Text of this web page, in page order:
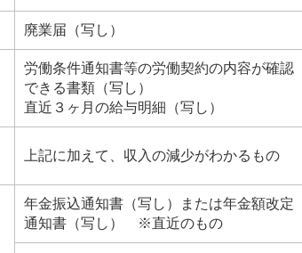
廃業届（写し）
労働条件通知書等の労働契約の内容が確認
できる書類（写し）
直近３ヶ月の給与明細（写し）
上記に加えて、収入の減少がわかるもの
年金振込通知書（写し）または年金額改定
通知書（写し） ※直近のもの